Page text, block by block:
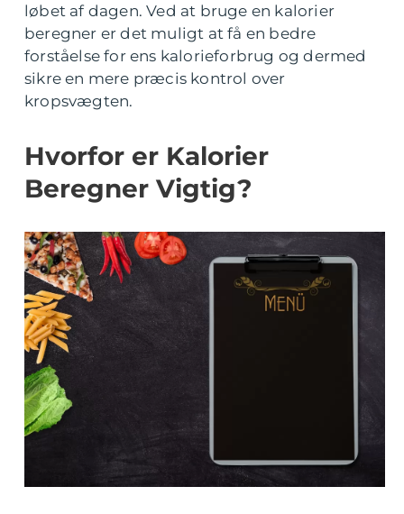
løbet af dagen. Ved at bruge en kalorier
beregner er det muligt at få en bedre
forståelse for ens kalorieforbrug og dermed
sikre en mere præcis kontrol over
kropsvægten.
Hvorfor er Kalorier
Beregner Vigtig?